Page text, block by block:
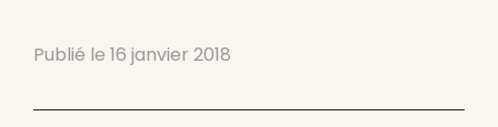
Publié le 16 janvier 2018